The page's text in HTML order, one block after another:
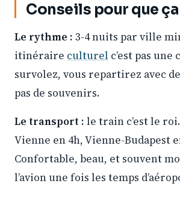
Conseils pour que
Le rythme : 3-4 nuits par ville
itinéraire culturel c’est pas une
survolez, vous repartirez avec
pas de souvenirs.
Le transport : le train c’est le
Vienne en 4h, Vienne-Budapest
Confortable, beau, et souvent
l’avion une fois les temps